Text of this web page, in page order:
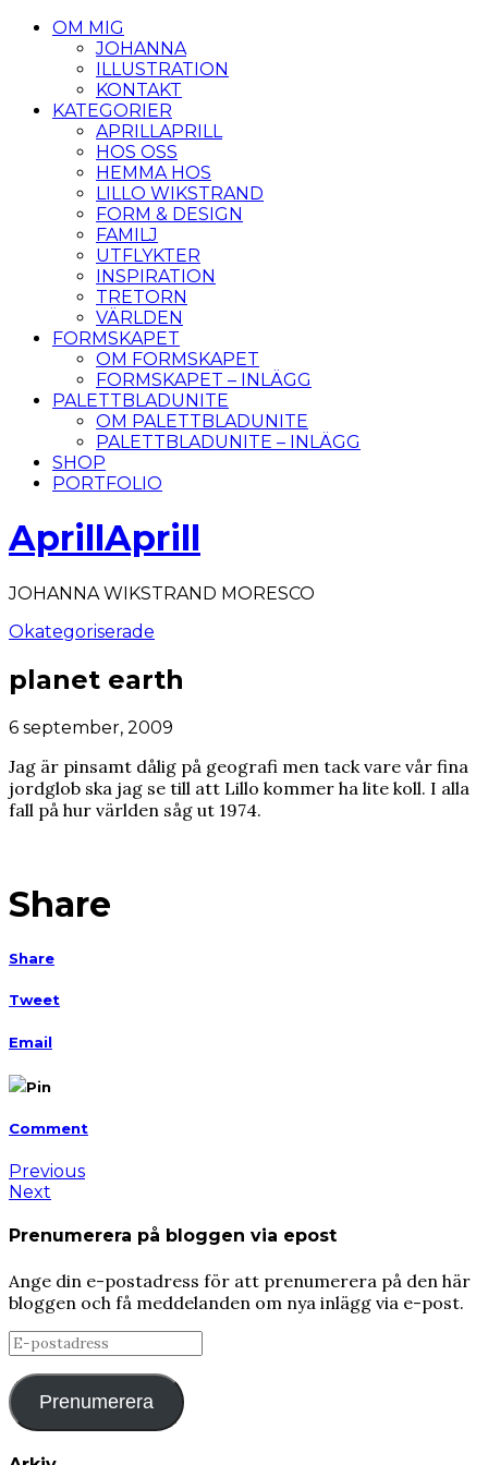
OM MIG
JOHANNA
ILLUSTRATION
KONTAKT
KATEGORIER
APRILLAPRILL
HOS OSS
HEMMA HOS
LILLO WIKSTRAND
FORM & DESIGN
FAMILJ
UTFLYKTER
INSPIRATION
TRETORN
VÄRLDEN
FORMSKAPET
OM FORMSKAPET
FORMSKAPET – INLÄGG
PALETTBLADUNITE
OM PALETTBLADUNITE
PALETTBLADUNITE – INLÄGG
SHOP
PORTFOLIO
AprillAprill
JOHANNA WIKSTRAND MORESCO
Okategoriserade
planet earth
6 september, 2009
Jag är pinsamt dålig på geografi men tack vare vår fina
jordglob ska jag se till att Lillo kommer ha lite koll. I alla
fall på hur världen såg ut 1974.
Share
Share
Tweet
Email
Pin
Comment
Previous
Next
Prenumerera på bloggen via epost
Ange din e-postadress för att prenumerera på den här
bloggen och få meddelanden om nya inlägg via e-post.
E-
postadress
Prenumerera